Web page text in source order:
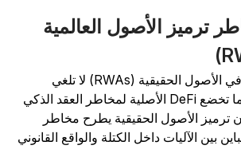
الأصول العالمية
إن المزايا المتأصلة في الأصول الحقيقية (RWAs) لا تلغي
المخاطر تماماً. فبينما تخضع DeFi الأصلية لمخاطر العقد الذكي
الأصول الحقيقية يطرح مخاطر
الآليات داخل الكتلة والواقع القانوني